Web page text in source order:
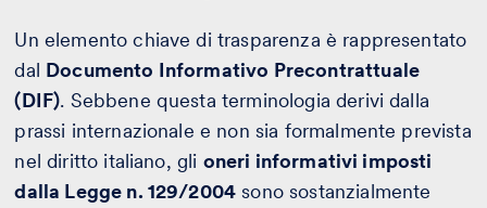
Un elemento chiave di trasparenza è rappresentato
dal Documento Informativo Precontrattuale
(DIF). Sebbene questa terminologia derivi dalla
prassi internazionale e non sia formalmente prevista
nel diritto italiano, gli oneri informativi imposti
dalla Legge n. 129/2004 sono sostanzialmente